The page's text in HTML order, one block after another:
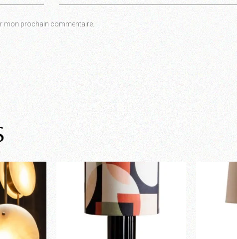
mon prochain commentaire.